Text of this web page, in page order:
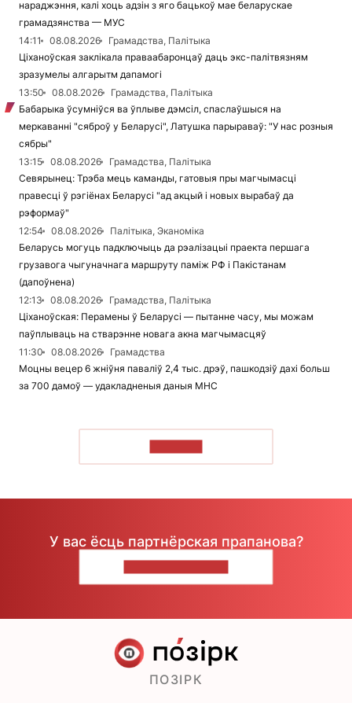
нараджэння, калі хоць адзін з яго бацькоў мае беларускае
грамадзянства — МУС
14:11
08.08.2026
Грамадства, Палітыка
Ціханоўская заклікала праваабаронцаў даць экс-палітвязням
зразумелы алгарытм дапамогі
13:50
08.08.2026
Грамадства, Палітыка
Бабарыка ўсумніўся ва ўплыве дэмсіл, спаслаўшыся на
меркаванні "сяброў у Беларусі", Латушка парыраваў: "У нас розныя
сябры"
13:15
08.08.2026
Грамадства, Палітыка
Севярынец: Трэба мець каманды, гатовыя пры магчымасці
правесці ў рэгіёнах Беларусі "ад акцый і новых вырабаў да
рэформаў"
12:54
08.08.2026
Палітыка, Эканоміка
Беларусь могуць падключыць да рэалізацыі праекта першага
грузавога чыгуначнага маршруту паміж РФ і Пакістанам
(дапоўнена)
12:13
08.08.2026
Грамадства, Палітыка
Ціханоўская: Перамены ў Беларусі — пытанне часу, мы можам
паўплываць на стварэнне новага акна магчымасцяў
11:30
08.08.2026
Грамадства
Моцны вецер 6 жніўня паваліў 2,4 тыс. дрэў, пашкодзіў дахі больш
за 700 дамоў — удакладненыя даныя МНС
У вас ёсць партнёрская прапанова?
ПОЗІРК